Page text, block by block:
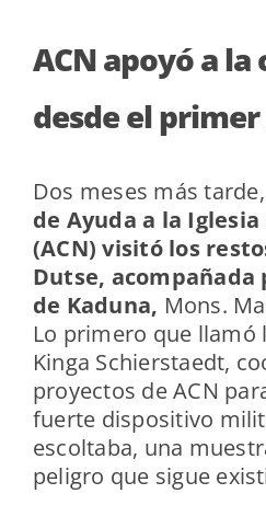
ACN apoyó a
desde el
Dos meses más tarde,
de Ayuda a la
(ACN) visitó los
Dutse, acompañada
de Kaduna, Mons.
Lo primero que llamó
Kinga Schierstaedt,
proyectos de ACN
fuerte dispositivo
escoltaba, una
peligro que sigue